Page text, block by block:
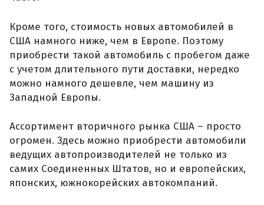
Кроме того, стоимость новых автомобилей в
США намного ниже, чем в Европе. Поэтому
приобрести такой автомобиль с пробегом даже
с учетом длительного пути доставки, нередко
можно намного дешевле, чем машину из
Западной Европы.
Ассортимент вторичного рынка США – просто
огромен. Здесь можно приобрести автомобили
ведущих автопроизводителей не только из
самих Соединенных Штатов, но и европейских,
японских, южнокорейских автокомпаний.